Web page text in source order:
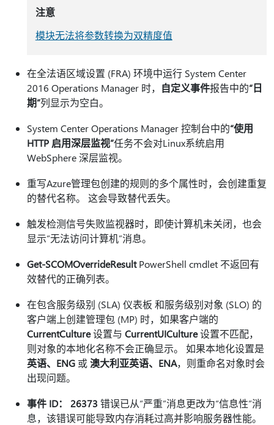
注意
模块无法将参数转换为双精度值
在全法语区域设置 (FRA) 环境中运行 System Center
2016 Operations Manager 时， 自定义事件报告中的“日
期”列显示为空白。
System Center Operations Manager 控制台中的“使用
HTTP 启用深层监视”任务不会对Linux系统启用
WebSphere 深层监视。
重写Azure管理包创建的规则的多个属性时，会创建重复
的替代名称。 这会导致替代丢失。
触发检测信号失败监视器时，即使计算机未关闭，也会
显示“无法访问计算机”消息。
Get-SCOMOverrideResultPowerShell cmdlet 不返回有
效替代的正确列表。
在包含服务级别 (SLA) 仪表板 和服务级别对象 (SLO) 的
客户端上创建管理包 (MP) 时，如果客户端的
CurrentCulture设置与 CurrentUICulture设置不匹配，
则对象的本地化名称不会正确显示。 如果本地化设置是
英语、ENG 或澳大利亚英语、ENA，则重命名对象时会
出现问题。
事件 ID： 26373 错误已从“严重”消息更改为“信息性”消
息，该错误可能导致内存消耗过高并影响服务器性能。